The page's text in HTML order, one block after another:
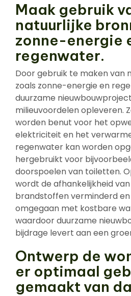
Maak gebruik
natuurlijke
zonne-energie
regenwater.
Door gebruik te maken van
zoals zonne-energie en
duurzame
milieuvoordelen opleveren.
worden benut voor het
elektriciteit en het
regenwater kan worden
hergebruikt voor
doorspoelen van toiletten.
wordt de afhankelijkheid
brandstoffen verminderd
omgegaan met kostbare
waardoor duurzame
bijdrage levert aan een
Ontwerp de
er optimaal
gemaakt van